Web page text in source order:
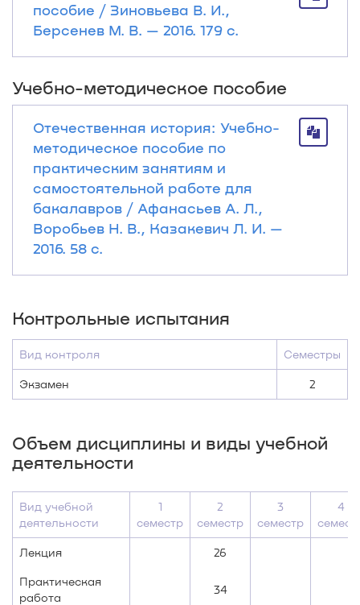
пособие / Зиновьева В. И.,
Берсенев М. В. — 2016. 179 с.
Учебно-методическое пособие
Отечественная история: Учебно-
методическое пособие по
практическим занятиям и
самостоятельной работе для
бакалавров / Афанасьев А. Л.,
Воробьев Н. В., Казакевич Л. И. —
2016. 58 с.
Контрольные испытания
Вид контроля Семестры
Экзамен 2
Объем дисциплины и виды учебной
деятельности
Вид учебной
деятельности
1
семестр
2
семестр
3
семестр
4
Лекция 26
Практическая
работа
34